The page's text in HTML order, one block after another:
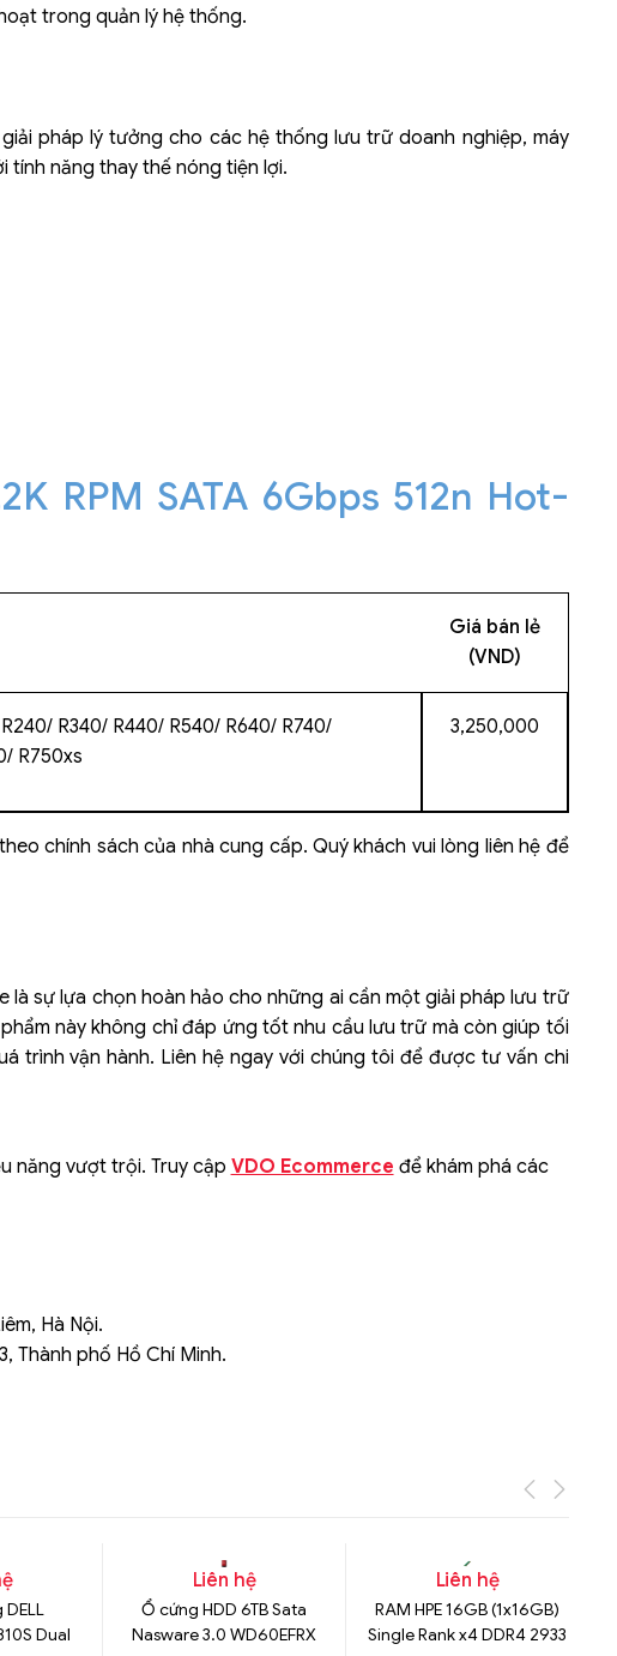
trong quản lý hệ thống.
pháp lý tưởng cho các hệ thống lưu trữ doanh nghiệp, máy
tính năng thay thế nóng tiện lợi.
RPM SATA 6Gbps 512n Hot-
Giá bán lẻ
(VND)
R340/ R440/ R540/ R640/ R740/
R750xs
3,250,000
chính sách của nhà cung cấp. Quý khách vui lòng liên hệ để
là sự lựa chọn hoàn hảo cho những ai cần một giải pháp lưu trữ
này không chỉ đáp ứng tốt nhu cầu lưu trữ mà còn giúp tối
trình vận hành. Liên hệ ngay với chúng tôi để được tư vấn chi
năng vượt trội. Truy cập VDO Ecommerce để khám phá các
Hà Nội.
Thành phố Hồ Chí Minh.
Dual
Liên hệ
Ổ cứng HDD 6TB Sata
Nasware 3.0 WD60EFRX
Liên hệ
RAM HPE 16GB (1x16GB)
Single Rank x4 DDR4 2933